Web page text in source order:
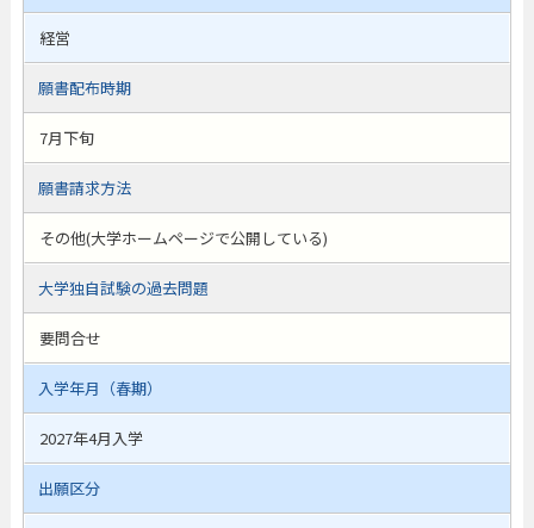
経営
願書配布時期
7月下旬
願書請求方法
その他(大学ホームページで公開している)
大学独自試験の過去問題
要問合せ
入学年月（春期）
2027年4月入学
出願区分